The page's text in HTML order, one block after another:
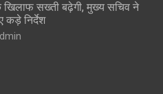
खिलाफ सख्ती बढ़ेगी, मुख्य सचिव ने
कड़े निर्देश